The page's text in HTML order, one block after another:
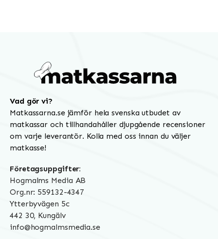
Vad gör vi?
Matkassarna.se jämför hela svenska utbudet av
matkassar och tillhandahåller djupgående recensioner
om varje leverantör. Kolla med oss innan du väljer
matkasse!
Företagsuppgifter:
Hogmalms Media AB
Org.nr: 559132-4347
Ytterbyvägen 5c
442 30, Kungälv
info@hogmalmsmedia.se